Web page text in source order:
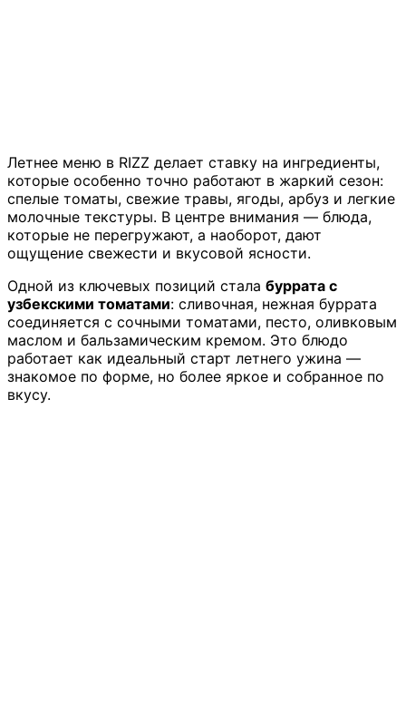
Летнее меню в RIZZ делает ставку на ингредиенты,
которые особенно точно работают в жаркий сезон:
спелые томаты, свежие травы, ягоды, арбуз и легкие
молочные текстуры. В центре внимания — блюда,
которые не перегружают, а наоборот, дают
ощущение свежести и вкусовой ясности.
Одной из ключевых позиций стала буррата с
узбекскими томатами: сливочная, нежная буррата
соединяется с сочными томатами, песто, оливковым
маслом и бальзамическим кремом. Это блюдо
работает как идеальный старт летнего ужина —
знакомое по форме, но более яркое и собранное по
вкусу.